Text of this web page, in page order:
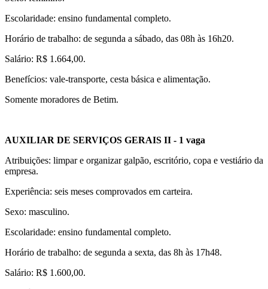
Escolaridade: ensino fundamental completo.
Horário de trabalho: de segunda a sábado, das 08h às 16h20.
Salário: R$ 1.664,00.
Benefícios: vale-transporte, cesta básica e alimentação.
Somente moradores de Betim.
AUXILIAR DE SERVIÇOS GERAIS II - 1 vaga
Atribuições: limpar e organizar galpão, escritório, copa e vestiário da
empresa.
Experiência: seis meses comprovados em carteira.
Sexo: masculino.
Escolaridade: ensino fundamental completo.
Horário de trabalho: de segunda a sexta, das 8h às 17h48.
Salário: R$ 1.600,00.